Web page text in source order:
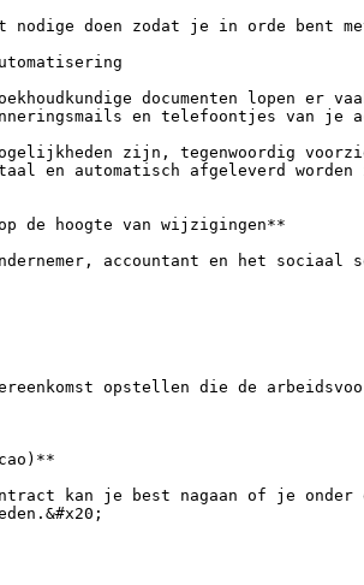
doen zodat je in orde bent
documenten lopen er
en telefoontjes van je
zijn, tegenwoordig
en automatisch afgeleverd worden
de hoogte van wijzigingen**
accountant en het
opstellen die de
kan je best nagaan of je